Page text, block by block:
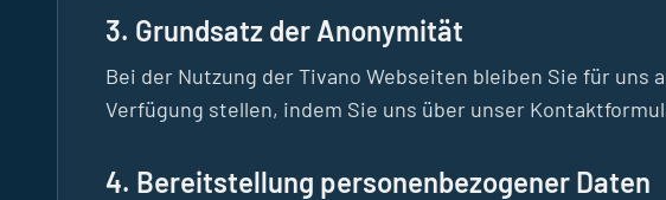
3. Grundsatz der Anonymität
Bei der Nutzung der Tivano Webseiten bleiben Sie für
Verfügung stellen, indem Sie uns über unser
4. Bereitstellung personenbezogener Daten